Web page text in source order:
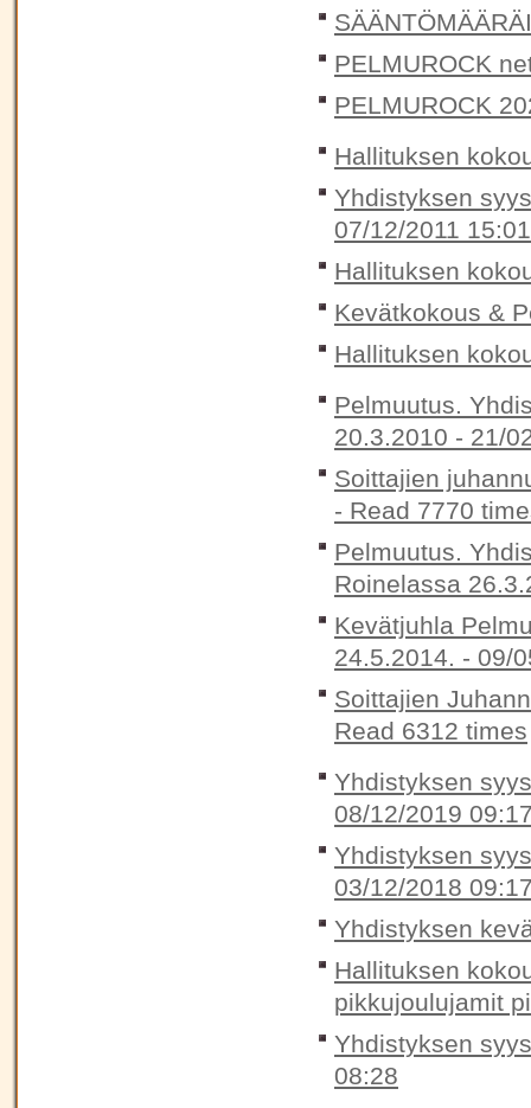
PELMUROCK
PELMUROCK
Hallituksen
Yhdistyksen
07/12/2011 15:01
Hallituksen
Kevätkokous &
Hallituksen
Pelmuutus.
20.3.2010 - 21/
Soittajien
- Read 7770
Pelmuutus.
Roinelassa
Kevätjuhla
24.5.2014. - 09/
Soittajien
Read 6312 times
Yhdistyksen
08/12/2019
Yhdistyksen
03/12/2018
Yhdistyksen
Hallituksen
pikkujoulujamit
Yhdistyksen
08:28